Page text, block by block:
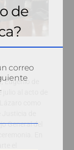
de
al acto de
de
General del
el
de
correo